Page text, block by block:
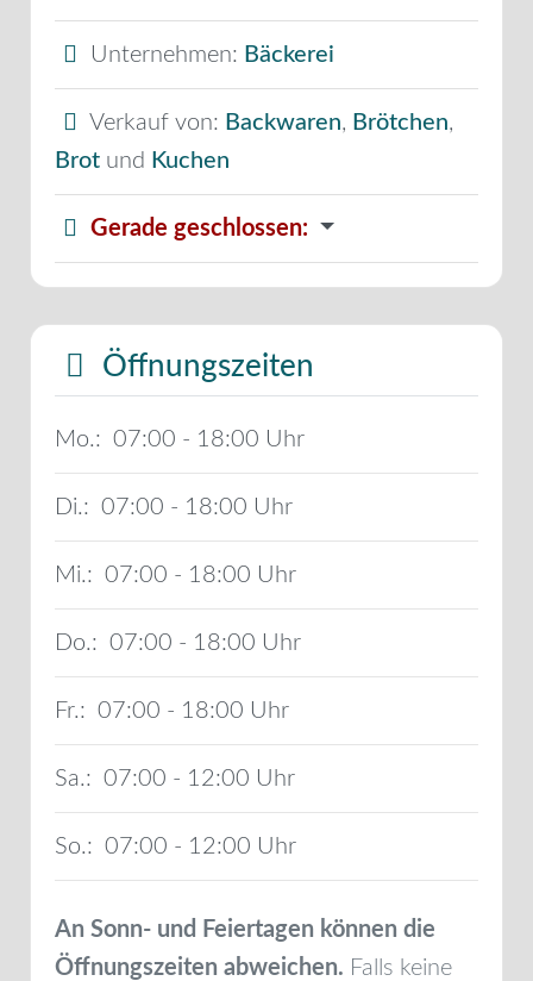
Unternehmen: Bäckerei
Verkauf von: Backwaren, Brötchen,
Brot und Kuchen
Gerade geschlossen:
Öffnungszeiten
Mo.: 07:00 - 18:00
Di.: 07:00 - 18:00
Mi.: 07:00 - 18:00
Do.: 07:00 - 18:00
Fr.: 07:00 - 18:00
Sa.: 07:00 - 12:00
So.: 07:00 - 12:00
An Sonn- und Feiertagen können die
Öffnungszeiten abweichen. Falls keine